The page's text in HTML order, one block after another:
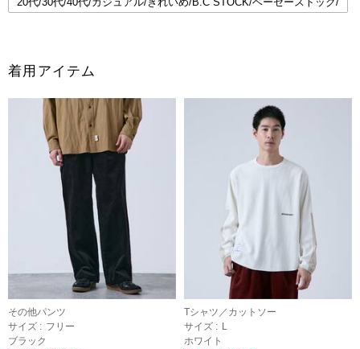
着用アイテム
その他パンツ
サイズ : フリー
ブラック
Tシャツ／カットソー
サイズ : L
ホワイト